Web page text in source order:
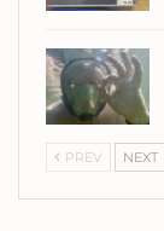
PREV NEXT